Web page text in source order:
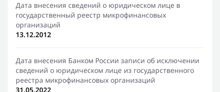
Дата внесения сведений о юридическом лице в
государственный реестр микрофинансовых
организаций
13.12.2012
Дата внесения Банком России записи об исключении
сведений о юридическом лице из государственного
реестра микрофинансовых организаций
31.05.2022